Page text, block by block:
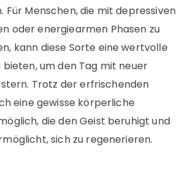
Für Menschen, die mit depressiven
oder energiearmen Phasen zu
kann diese Sorte eine wertvolle
um den Tag mit neuer
Trotz der erfrischenden
eine gewisse körperliche
die den Geist beruhigt und
sich zu regenerieren.